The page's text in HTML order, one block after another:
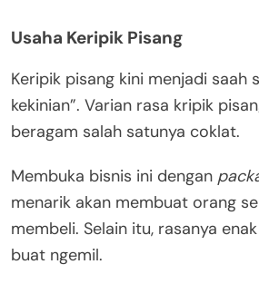
Usaha Keripik Pisang
Keripik pisang kini menjadi saah
kekinian”. Varian rasa kripik
beragam salah satunya coklat.
Membuka bisnis ini dengan
menarik akan membuat orang
membeli. Selain itu, rasanya
buat ngemil.